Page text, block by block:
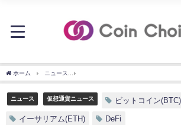
ホーム ニュース
ニュース 仮想通貨ニュース ビットコイン(BTC)
イーサリアム(ETH) DeFi